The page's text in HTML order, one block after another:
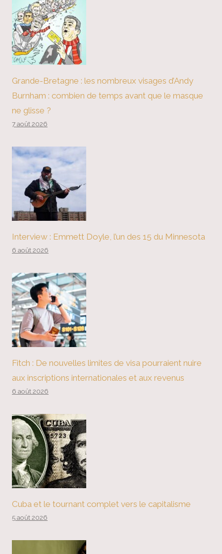
Grande-Bretagne : les nombreux visages d’Andy
Burnham : combien de temps avant que le masque
ne glisse ?
7 août 2026
Interview : Emmett Doyle, l’un des 15 du Minnesota
6 août 2026
Fitch : De nouvelles limites de visa pourraient nuire
aux inscriptions internationales et aux revenus
6 août 2026
Cuba et le tournant complet vers le capitalisme
5 août 2026